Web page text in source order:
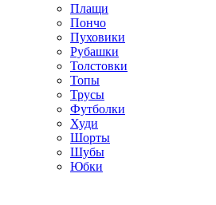
Плащи
Пончо
Пуховики
Рубашки
Толстовки
Топы
Трусы
Футболки
Худи
Шорты
Шубы
Юбки